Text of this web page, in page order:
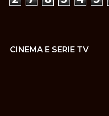
CINEMA E SERIE TV